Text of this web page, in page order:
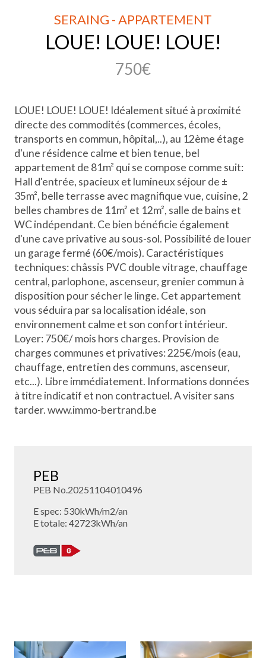
SERAING - APPARTEMENT
LOUE! LOUE! LOUE!
750€
LOUE! LOUE! LOUE! Idéalement situé à proximité
directe des commodités (commerces, écoles,
transports en commun, hôpital,..), au 12ème étage
d'une résidence calme et bien tenue, bel
appartement de 81m² qui se compose comme suit:
Hall d'entrée, spacieux et lumineux séjour de ±
35m², belle terrasse avec magnifique vue, cuisine, 2
belles chambres de 11m² et 12m², salle de bains et
WC indépendant. Ce bien bénéficie également
d'une cave privative au sous-sol. Possibilité de louer
un garage fermé (60€/mois). Caractéristiques
techniques: châssis PVC double vitrage, chauffage
central, parlophone, ascenseur, grenier commun à
disposition pour sécher le linge. Cet appartement
vous séduira par sa localisation idéale, son
environnement calme et son confort intérieur.
Loyer: 750€/ mois hors charges. Provision de
charges communes et privatives: 225€/mois (eau,
chauffage, entretien des communs, ascenseur,
etc...). Libre immédiatement. Informations données
à titre indicatif et non contractuel. A visiter sans
tarder. www.immo-bertrand.be
PEB
PEB No.20251104010496
E spec: 530kWh/m2/an
E totale: 42723kWh/an